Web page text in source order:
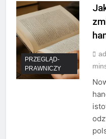
PRZEGLĄD-
PRAWNICZY